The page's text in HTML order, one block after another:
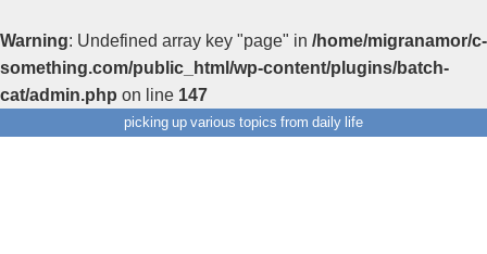
Warning: Undefined array key "page" in /home/migranamor/c-
something.com/public_html/wp-content/plugins/batch-
cat/admin.php on line 147
picking up various topics from daily life